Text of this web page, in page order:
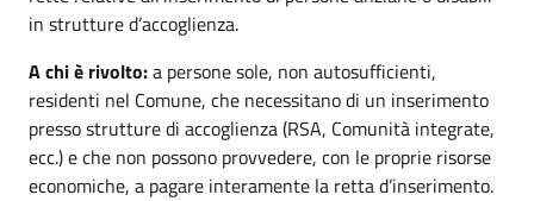
in strutture d’accoglienza.
A chi è rivolto:a persone sole, non autosufficienti,
residenti nel Comune, che necessitano di un inserimento
presso strutture di accoglienza (RSA, Comunità integrate,
ecc.) e che non possono provvedere, con le proprie risorse
economiche, a pagare interamente la retta d’inserimento.